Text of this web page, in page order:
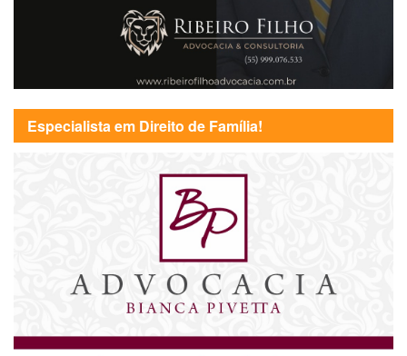
Especialista em Direito de Família!